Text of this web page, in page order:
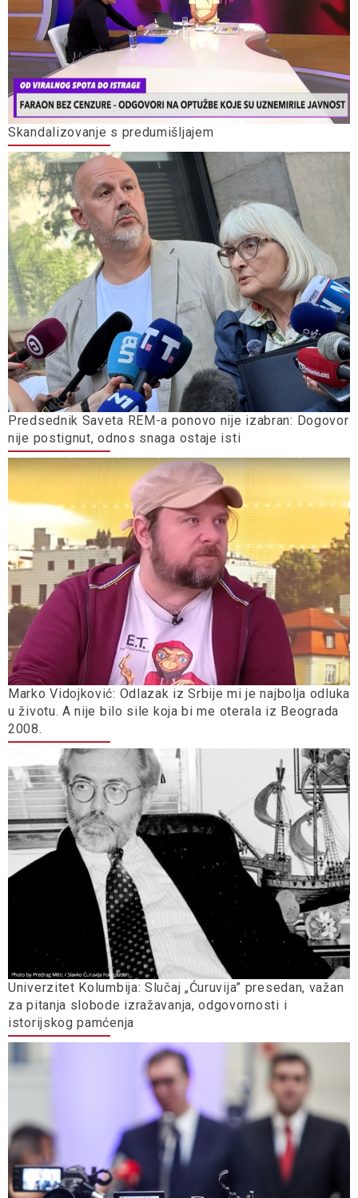
Skandalizovanje s predumišljajem
Predsednik Saveta REM-a ponovo nije izabran: Dogovor
nije postignut, odnos snaga ostaje isti
Marko Vidojković: Odlazak iz Srbije mi je najbolja odluka
u životu. A nije bilo sile koja bi me oterala iz Beograda
2008.
Univerzitet Kolumbija: Slučaj „Ćuruvija” presedan, važan
za pitanja slobode izražavanja, odgovornosti i
istorijskog pamćenja